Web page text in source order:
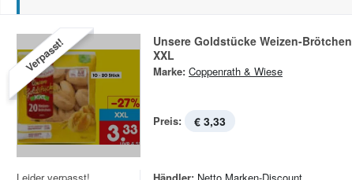
Verpasst!
Unsere Goldstücke Weizen-Brötchen
XXL
Marke: Coppenrath & Wiese
Preis: € 3,33